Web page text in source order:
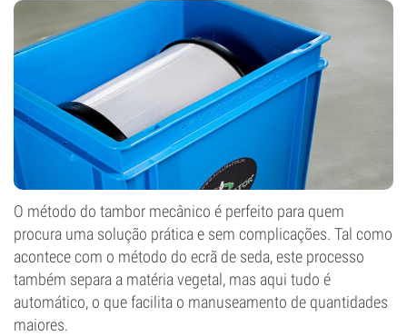
O método do tambor mecânico é perfeito para quem
procura uma solução prática e sem complicações. Tal como
acontece com o método do ecrã de seda, este processo
também separa a matéria vegetal, mas aqui tudo é
automático, o que facilita o manuseamento de quantidades
maiores.